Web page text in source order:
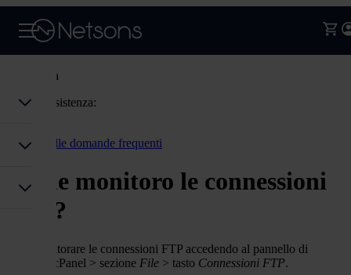
Assistenza
Codice assistenza:
Torna alle domande frequenti
Come monitoro le connessioni
FTP?
Puoi monitorare le connessioni FTP accedendo al pannello di
controllo cPanel > sezione File > tasto Connessioni FTP.